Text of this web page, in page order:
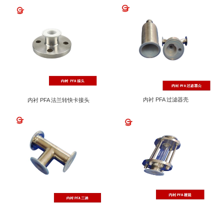
内衬 PFA 法兰转快卡接头 内衬 PFA 过滤器壳